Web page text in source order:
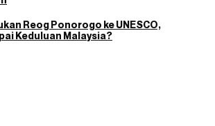
Reog Ponorogo ke UNESCO,
Keduluan Malaysia?